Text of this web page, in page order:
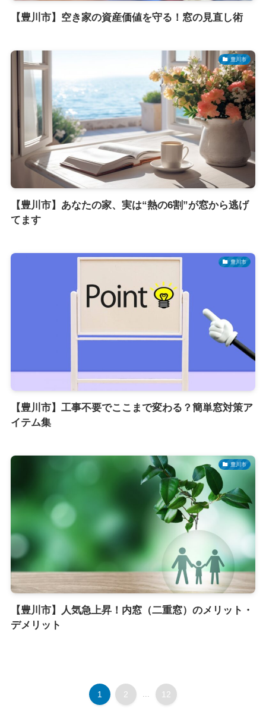
【豊川市】空き家の資産価値を守る！窓の見直し術
豊川市
【豊川市】あなたの家、実は“熱の6割”が窓から逃げ
てます
豊川市
【豊川市】工事不要でここまで変わる？簡単窓対策ア
イテム集
豊川市
【豊川市】人気急上昇！内窓（二重窓）のメリット・
デメリット
1 2 12